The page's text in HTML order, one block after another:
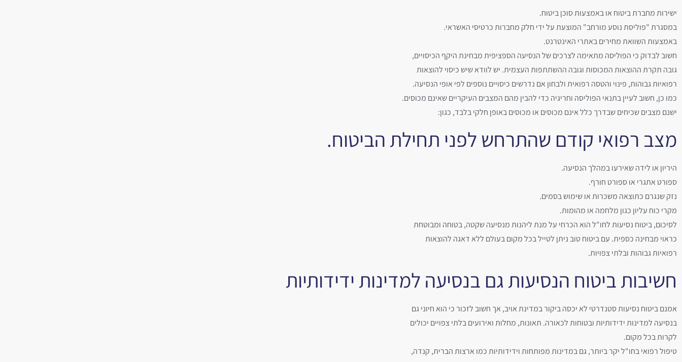
ישירות מחברת ביטוח או באמצעות סוכן ביטוח.
במסגרת "פוליסת נוסע מורחב" המוצעת על ידי חלק מחברות כרטיסי האשראי.
באמצעות השוואת מחירים באתרי האינטרנט.
חשוב לבדוק כי הפוליסה מתאימה לצרכים של הנסיעה הספציפית מבחינת היקף הכיסויים,
גובה תקרת ההוצאות המכוסות וגובה ההשתתפות העצמית. יש לוודא שיש כיסוי להוצאות
רפואיות גבוהות, פינוי והטסה רפואית ולבחון אם נדרשים כיסויים נוספים לפי אופי הנסיעה.
כמו כן, חשוב לעיין בתנאי הפוליסה וחריגיה כדי להבין מהם המצבים העיקריים שאינם מכוסים.
ישנם מצבים שכיחים שבדרך כלל אינם מכוסים או מכוסים באופן חלקי בלבד, כגון:
מצב רפואי קודם שהתרחש לפני תחילת הביטוח.
היריון או לידה שאירעו במהלך הנסיעה.
ספורט אתגרי או ספורט חורף.
נזק שנגרם כתוצאה משכרות או שימוש בסמים.
מקרי כוח עליון כגון מלחמה או מהומות.
לסיכום, ביטוח נסיעות לחו"ל הוא הכרחי על מנת ליהנות מנסיעה שקטה, בטוחה ומבוטחת
כראוי מבחינה כספית. עם ביטוח טוב ניתן לטייל בכל מקום בעולם ללא דאגה להוצאות
רפואיות גבוהות ובלתי צפויות.
חשיבות ביטוח הנסיעות גם בנסיעה למדינות ידידותיות
אמנם ביטוח נסיעות סטנדרטי לא יכסה ביקור במדינת אויב, אך חשוב לזכור כי הוא חיוני גם
בנסיעה למדינות ידידותיות ובטוחות לכאורה. תאונות, מחלות ואירועים בלתי צפויים יכולים
לקרות בכל מקום.
טיפול רפואי בחו"ל יקר ביותר, גם במדינות מפותחות וידידותיות כמו ארצות הברית, קנדה,